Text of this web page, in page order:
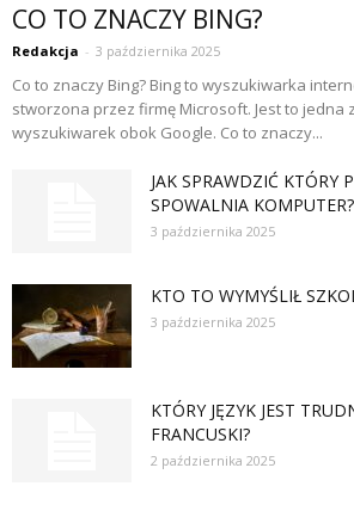
CO TO ZNACZY BING?
Redakcja - 3 października 2025
Co to znaczy Bing? Bing to wyszukiwarka
stworzona przez firmę Microsoft. Jest to jedna
wyszukiwarek obok Google. Co to znaczy...
JAK SPRAWDZIĆ KTÓRY
SPOWALNIA KOMPUTER?
3 października 2025
KTO TO WYMYŚLIŁ
3 października 2025
KTÓRY JĘZYK JEST
FRANCUSKI?
2 października 2025